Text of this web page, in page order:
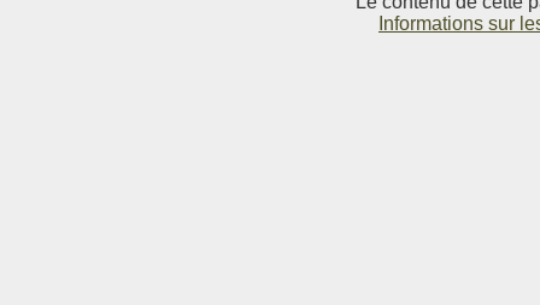
Informations sur